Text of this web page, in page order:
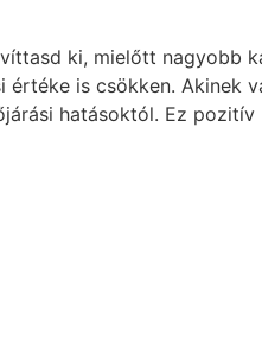
ki, mielőtt nagyobb
értéke is csökken.
hatásoktól. Ez pozitív